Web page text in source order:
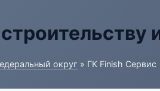
округ » ГК Finish Сервис